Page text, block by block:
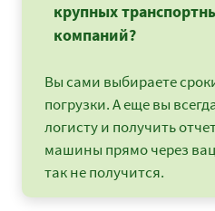
крупных
компаний?
Вы сами выбираете
погрузки. А еще вы
логисту и получить
машины прямо через
так не получится.